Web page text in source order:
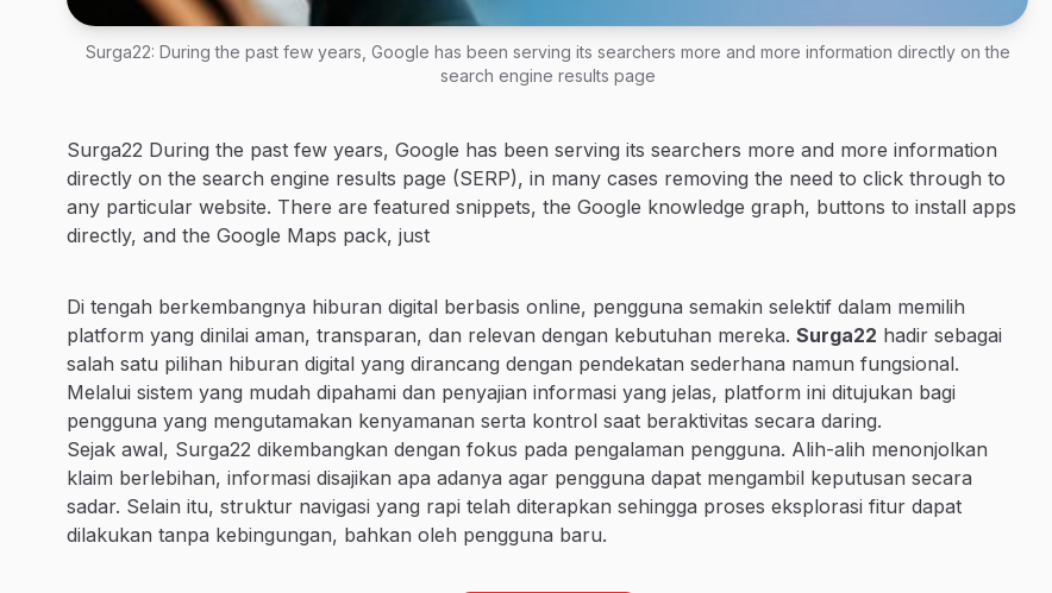
Surga22: During the past few years, Google has been serving its searchers more and more information directly on the
search engine results page
Surga22 During the past few years, Google has been serving its searchers more and more information
directly on the search engine results page (SERP), in many cases removing the need to click through to
any particular website. There are featured snippets, the Google knowledge graph, buttons to install apps
directly, and the Google Maps pack, just
Di tengah berkembangnya hiburan digital berbasis online, pengguna semakin selektif dalam memilih
platform yang dinilai aman, transparan, dan relevan dengan kebutuhan mereka. Surga22 hadir sebagai
salah satu pilihan hiburan digital yang dirancang dengan pendekatan sederhana namun fungsional.
Melalui sistem yang mudah dipahami dan penyajian informasi yang jelas, platform ini ditujukan bagi
pengguna yang mengutamakan kenyamanan serta kontrol saat beraktivitas secara daring.
Sejak awal, Surga22 dikembangkan dengan fokus pada pengalaman pengguna. Alih-alih menonjolkan
klaim berlebihan, informasi disajikan apa adanya agar pengguna dapat mengambil keputusan secara
sadar. Selain itu, struktur navigasi yang rapi telah diterapkan sehingga proses eksplorasi fitur dapat
dilakukan tanpa kebingungan, bahkan oleh pengguna baru.